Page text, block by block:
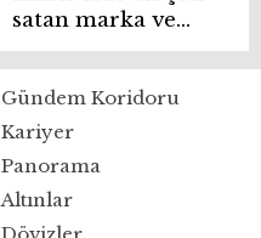
satan marka ve
modeller
hangileri?
Gündem Koridoru
Kariyer
Panorama
Altınlar